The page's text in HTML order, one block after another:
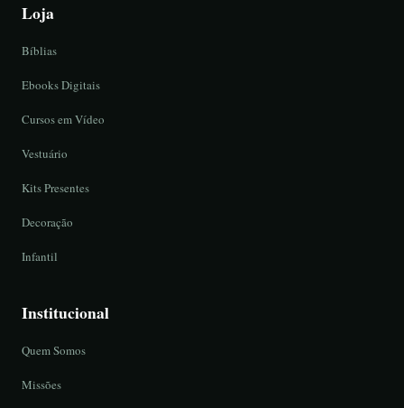
Loja
Bíblias
Ebooks Digitais
Cursos em Vídeo
Vestuário
Kits Presentes
Decoração
Infantil
Institucional
Quem Somos
Missões